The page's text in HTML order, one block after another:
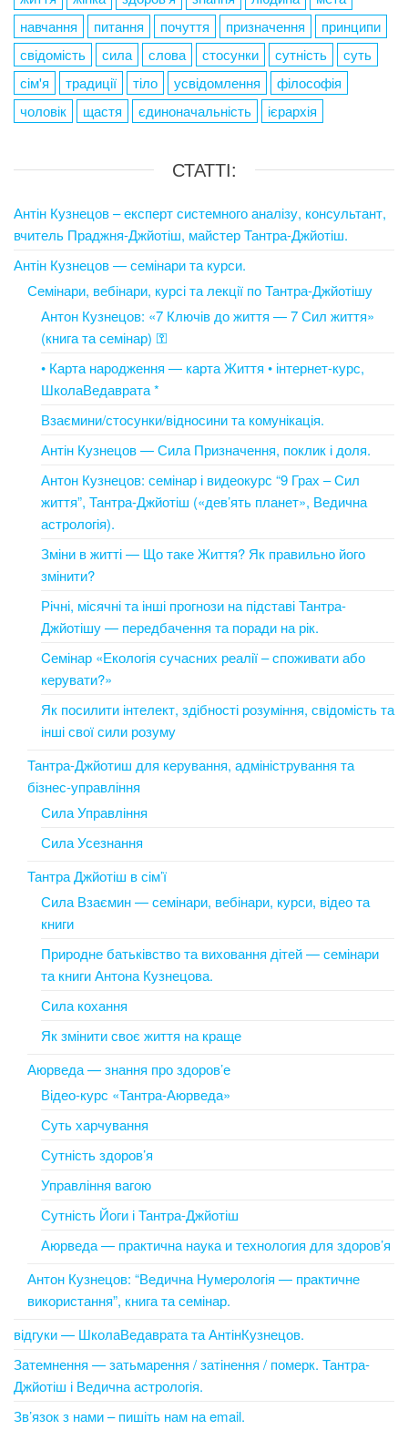
навчання
питання почуття призначення
принципи
свідомість
сила слова стосунки сутність
суть
сім'я
традиції тіло усвідомлення
філософія
чоловік
щастя єдиноначальність ієрархія
СТАТТІ:
Антін Кузнецов – експерт системного аналізу, консультант,
вчитель Праджня-Джйотіш, майстер Тантра-Джйотіш.
Антін Кузнецов — семінари та курси.
Семінари, вебінари, курсі та лекції по Тантра-Джйотішу
Антон Кузнецов: «7 Ключів до життя — 7 Сил життя»
(книга та семінар) ⚿
• Карта народження — карта Життя • інтернет-курс,
ШколаВедаврата *
Взаємини/стосунки/відносини та комунікація.
Антін Кузнецов — Сила Призначення, поклик і доля.
Антон Кузнецов: семінар і видеокурс “9 Грах – Сил
життя”, Тантра-Джйотіш («дев’ять планет», Ведична
астрологія).
Зміни в житті — Що таке Життя? Як правильно його
змінити?
Річні, місячні та інші прогнози на підставі Тантра-
Джйотішу — передбачення та поради на рік.
Cемінар «Екологія сучасних реалії – споживати або
керувати?»
Як посилити інтелект, здібності розуміння, свідомість та
інші свої сили розуму
Тантра-Джйотиш для керування, адміністрування та
бізнес-управління
Сила Управління
Сила Усезнання
Тантра Джйотіш в сім’ї
Сила Взаємин — семінари, вебінари, курси, відео та
книги
Природне батьківство та виховання дітей — семінари
та книги Антона Кузнецова.
Сила кохання
Як змінити своє життя на краще
Аюрведа — знання про здоров’е
Відео-курс «Тантра-Аюрведа»
Суть харчування
Сутність здоров’я
Управління вагою
Сутність Йоги і Тантра-Джйотіш
Аюрведа — практична наука и технология для здоров’я
Антон Кузнецов: “Ведична Нумерологія — практичне
використання”, книга та семінар.
відгуки — ШколаВедаврата та АнтінКузнецов.
Затемнення — затьмарення / затінення / померк. Тантра-
Джйотіш і Ведична астрологія.
Зв’язок з нами – пишіть нам на email.